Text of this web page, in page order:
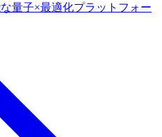
量子×最適化プラットフォー